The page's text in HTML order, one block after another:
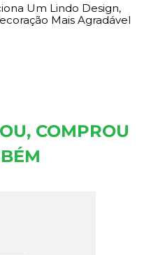
Um Lindo Design,
Mais Agradável
COMPROU